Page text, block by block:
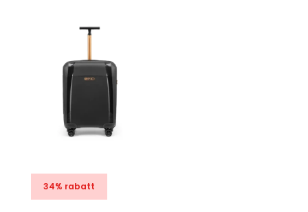
34% rabatt